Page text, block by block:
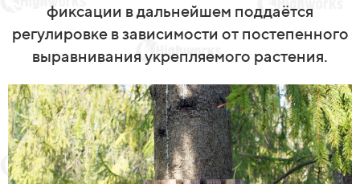
фиксации в дальнейшем поддаётся
регулировке в зависимости от постепенного
выравнивания укрепляемого растения.